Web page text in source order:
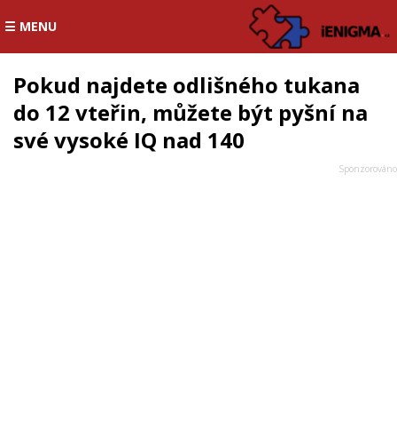
☰ MENU
Pokud najdete odlišného tukana
do 12 vteřin, můžete být pyšní na
své vysoké IQ nad 140